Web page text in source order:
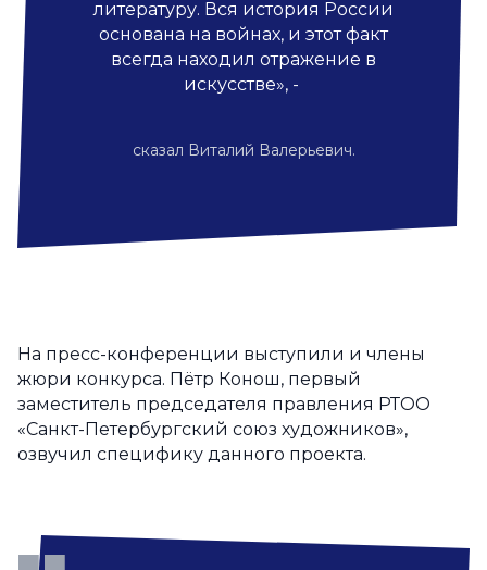
литературу. Вся история России
основана на войнах, и этот факт
всегда находил отражение в
искусстве», -
сказал Виталий Валерьевич.
На пресс-конференции выступили и члены
жюри конкурса. Пётр Конош, первый
заместитель председателя правления РТОО
«Санкт-Петербургский союз художников»,
озвучил специфику данного проекта.